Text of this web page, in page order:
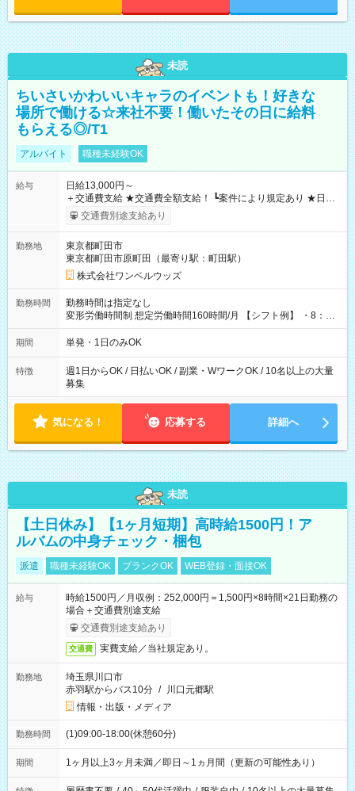
未読
ちいさいかわいいキャラのイベントも！好きな
場所で働ける☆来社不要！働いたその日に給料
もらえる◎/T1
アルバイト 職種未経験OK
給与
日給13,000円～
＋交通費支給 ★交通費全額支給！ ┗案件により規定あり ★日払
いOK！（規定あり） ┗働いたその日に現金GET♪ お仕事後はコ
ンビニATMから 日払い分を引き落とせます！ 【試用期間】試
交通費別途支給あり
勤務地
東京都町田市
東京都町田市原町田（最寄り駅：町田駅）
株式会社ワンベルウッズ
勤務時間
勤務時間は指定なし
変形労働時間制 想定労働時間160時間/月 【シフト例】 ・8：00
～21：00
期間 単発・1日のみOK
特徴
週1日からOK / 日払いOK / 副業・WワークOK / 10名以上の大量
募集
気になる！ 応募する 詳細へ
未読
【土日休み】【1ヶ月短期】高時給1500円！ア
ルバムの中身チェック・梱包
派遣 職種未経験OK ブランクOK WEB登録・面接OK
給与
時給1500円／月収例：252,000円＝1,500円×8時間×21日勤務の
場合＋交通費別途支給
交通費別途支給あり
交通費 実費支給／当社規定あり。
勤務地
埼玉県川口市
赤羽駅からバス10分 / 川口元郷駅
情報・出版・メディア
勤務時間 (1)09:00-18:00(休憩60分)
期間 1ヶ月以上3ヶ月未満／即日～1ヵ月間（更新の可能性あり）